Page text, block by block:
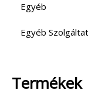
Egyéb
Egyéb
Termékek